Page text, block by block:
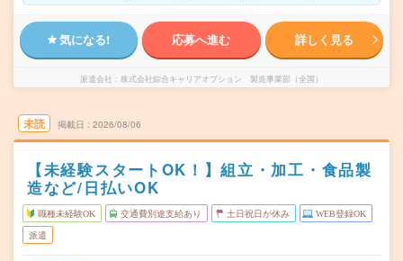
気になる! 応募へ進む 詳しく見る
派遣会社 株式会社綜合キャリアオプション 製造事業部（全国）
未読 掲載日 2026/08/06
【未経験スタートOK！】組立・加工・食品製
造など/日払いOK
職種未経験OK 交通費別途支給あり 土日祝日が休み WEB登録OK
派遣